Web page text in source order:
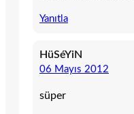
Yanıtla
HüSéYiN
06 Mayıs 2012
süper